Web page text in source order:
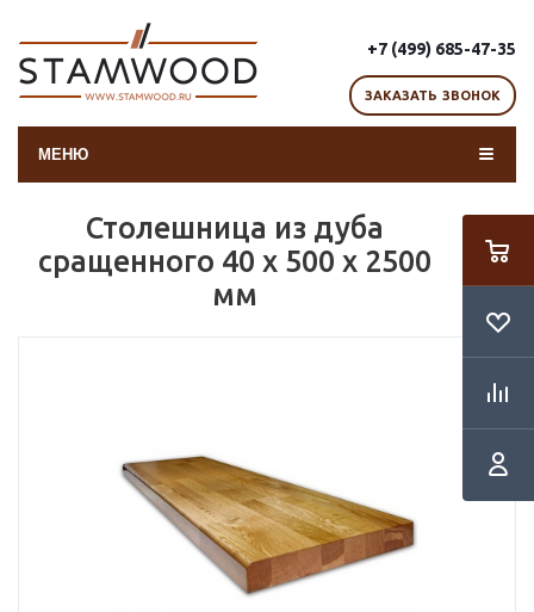
+7 (499) 685-47-35
ЗАКАЗАТЬ ЗВОНОК
МЕНЮ
Столешница из дуба
сращенного 40 х 500 х 2500
мм